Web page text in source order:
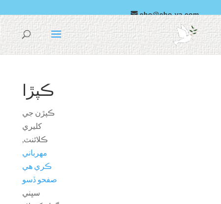
cho@cho-va.com
عربي
ڊائونلوڊ
ڪپڙا
ڪپڙن جي
کليري
ڪلائنٽ,
مهرباني
ڪري هي
صفحو ڏسو
سڀني